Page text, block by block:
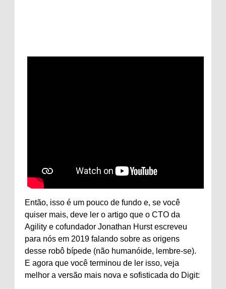
Então, isso é um pouco de fundo e, se você
quiser mais, deve ler o artigo que o CTO da
Agility e cofundador Jonathan Hurst escreveu
para nós em 2019 falando sobre as origens
desse robô bípede (não humanóide, lembre-se).
E agora que você terminou de ler isso, veja
melhor a versão mais nova e sofisticada do Digit: